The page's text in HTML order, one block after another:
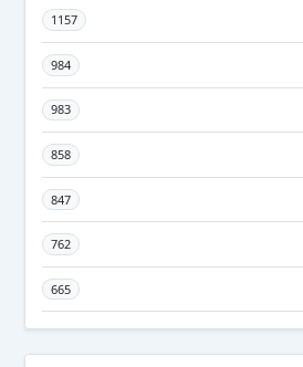
1157
984
983
858
847
762
665